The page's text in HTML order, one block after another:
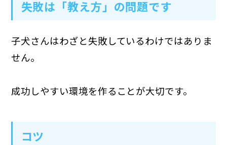
失敗は「教え方」の問題です
子犬さんはわざと失敗しているわけではありま
せん。
成功しやすい環境を作ることが大切です。
コツ